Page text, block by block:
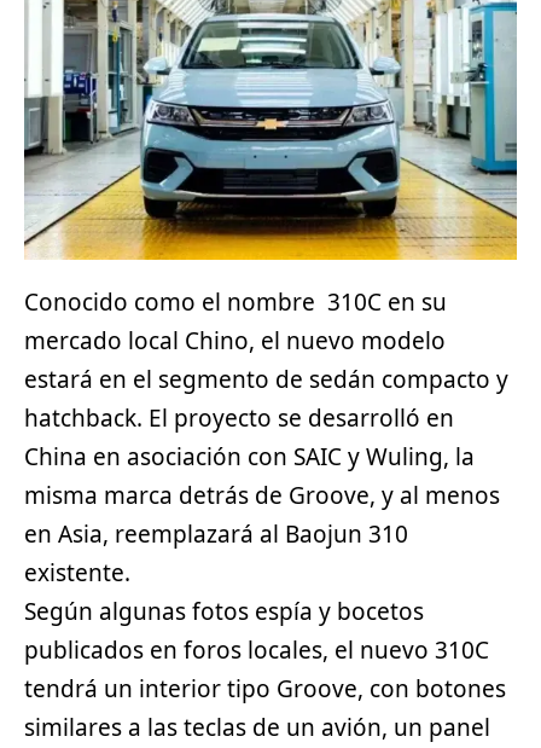
Conocido como el nombre 310C en su
mercado local Chino, el nuevo modelo
estará en el segmento de sedán compacto y
hatchback. El proyecto se desarrolló en
China en asociación con SAIC y Wuling, la
misma marca detrás de Groove, y al menos
en Asia, reemplazará al Baojun 310
existente.
Según algunas fotos espía y bocetos
publicados en foros locales, el nuevo 310C
tendrá un interior tipo Groove, con botones
similares a las teclas de un avión, un panel